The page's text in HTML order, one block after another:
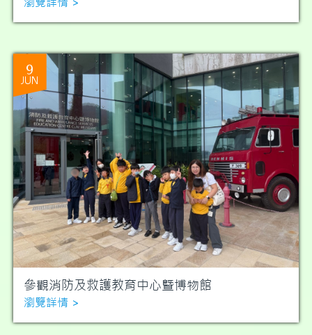
9
JUN
參觀消防及救護教育中心曁博物館
瀏覽詳情 >